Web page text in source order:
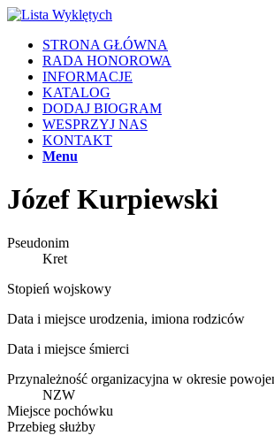
STRONA GŁÓWNA
RADA HONOROWA
INFORMACJE
KATALOG
DODAJ BIOGRAM
WESPRZYJ NAS
KONTAKT
Menu
Józef Kurpiewski
Pseudonim
Kret
Stopień wojskowy
Data i miejsce urodzenia, imiona rodziców
Data i miejsce śmierci
Przynależność organizacyjna w okresie
NZW
Miejsce pochówku
Przebieg służby